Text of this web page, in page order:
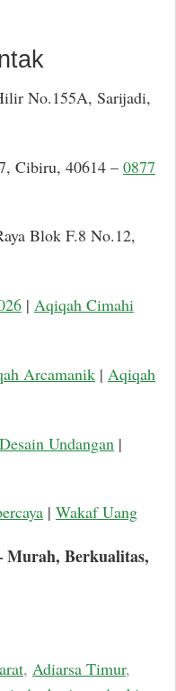
No.155A, Sarijadi,
Cibiru, 40614 – 0877
Blok F.8 No.12,
| Aqiqah Cimahi
Arcamanik | Aqiqah
Desain Undangan |
| Wakaf Uang
Murah, Berkualitas,
, Adiarsa Timur,